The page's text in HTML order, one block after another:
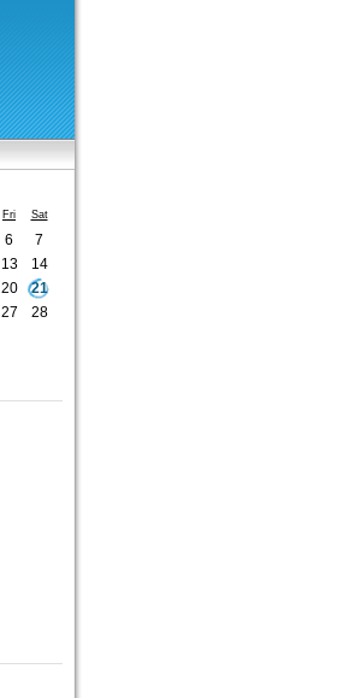
Fri Sat
6
7
13
14
20
21
27
28